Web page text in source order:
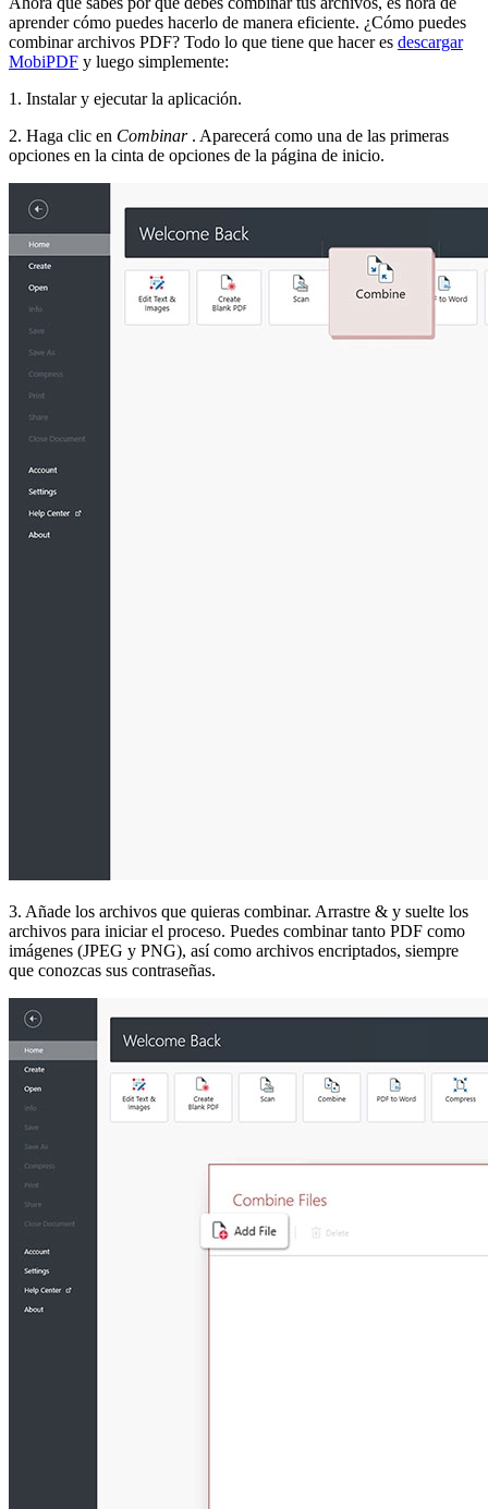
aprender cómo puedes hacerlo de manera eficiente. ¿Cómo puedes
combinar archivos PDF? Todo lo que tiene que hacer es descargar
MobiPDF y luego simplemente:
1. Instalar y ejecutar la aplicación.
2. Haga clic en Combinar . Aparecerá como una de las primeras
opciones en la cinta de opciones de la página de inicio.
3. Añade los archivos que quieras combinar. Arrastre & y suelte los
archivos para iniciar el proceso. Puedes combinar tanto PDF como
imágenes (JPEG y PNG), así como archivos encriptados, siempre
que conozcas sus contraseñas.